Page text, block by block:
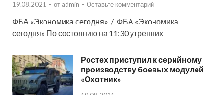
19.08.2021 - от admin - Оставьте комментарий
ФБА «Экономика сегодня» / ФБА «Экономика
сегодня» По состоянию на 11:30 утренних
Ростех приступил к серийному
производству боевых модулей
«Охотник»